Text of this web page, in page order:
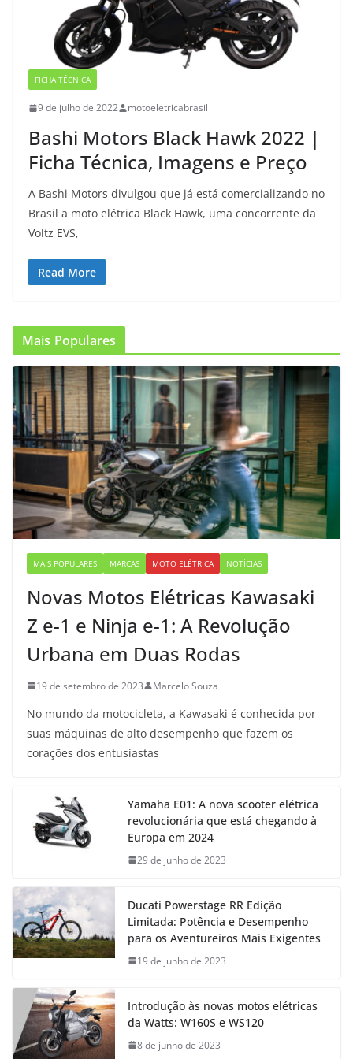
FICHA TÉCNICA
9 de julho de 2022 motoeletricabrasil
Bashi Motors Black Hawk 2022 |
Ficha Técnica, Imagens e Preço
A Bashi Motors divulgou que já está comercializando no
Brasil a moto elétrica Black Hawk, uma concorrente da
Voltz EVS,
Read More
Mais Populares
MAIS POPULARES MARCAS MOTO ELÉTRICA NOTÍCIAS
Novas Motos Elétricas Kawasaki
Z e-1 e Ninja e-1: A Revolução
Urbana em Duas Rodas
19 de setembro de 2023 Marcelo Souza
No mundo da motocicleta, a Kawasaki é conhecida por
suas máquinas de alto desempenho que fazem os
corações dos entusiastas
Yamaha E01: A nova scooter elétrica
revolucionária que está chegando à
Europa em 2024
29 de junho de 2023
Ducati Powerstage RR Edição
Limitada: Potência e Desempenho
para os Aventureiros Mais Exigentes
19 de junho de 2023
Introdução às novas motos elétricas
da Watts: W160S e WS120
8 de junho de 2023